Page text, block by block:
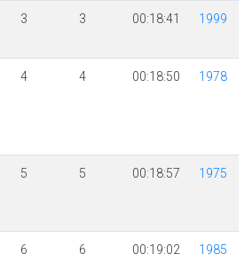
3 3 00:18:41 1999
4 4 00:18:50 1978
5 5 00:18:57 1975
6 6 00:19:02 1985